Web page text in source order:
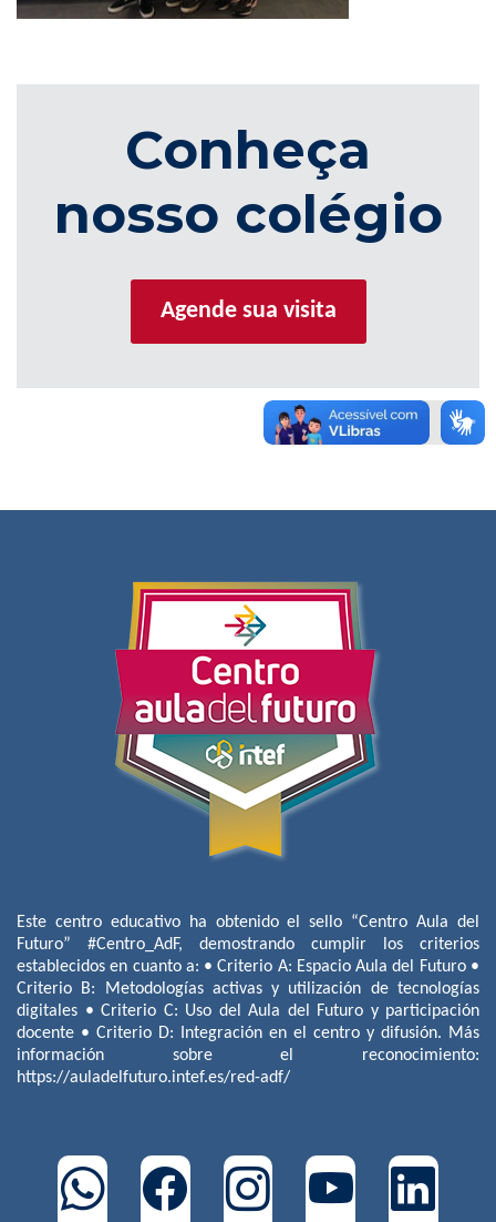
Conheça
nosso colégio
Agende sua visita
Este centro educativo ha obtenido el sello “Centro Aula del
Futuro” #Centro_AdF, demostrando cumplir los criterios
establecidos en cuanto a: • Criterio A: Espacio Aula del Futuro •
Criterio B: Metodologías activas y utilización de tecnologías
digitales • Criterio C: Uso del Aula del Futuro y participación
docente • Criterio D: Integración en el centro y difusión. Más
información sobre el reconocimiento:
https://auladelfuturo.intef.es/red-adf/